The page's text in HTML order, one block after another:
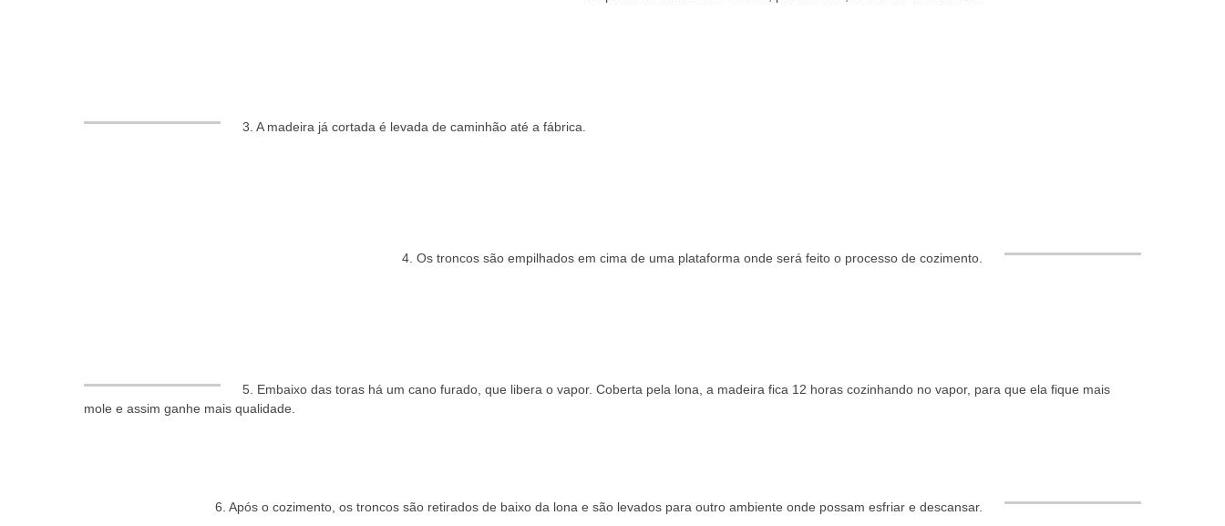
3. A madeira já cortada é levada de caminhão até a fábrica.
4. Os troncos são empilhados em cima de uma plataforma onde será feito o processo de cozimento.
5. Embaixo das toras há um cano furado, que libera o vapor. Coberta pela lona, a madeira fica 12 horas cozinhando no vapor, para que ela fique mais
mole e assim ganhe mais qualidade.
6. Após o cozimento, os troncos são retirados de baixo da lona e são levados para outro ambiente onde possam esfriar e descansar.